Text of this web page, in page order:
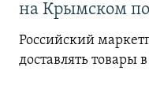
на Крымском
Российский
доставлять товары